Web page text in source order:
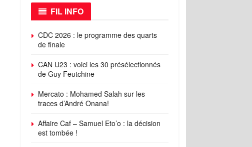
FIL INFO
CDC 2026 : le programme des quarts
de finale
CAN U23 : voici les 30 présélectionnés
de Guy Feutchine
Mercato : Mohamed Salah sur les
traces d’André Onana!
Affaire Caf – Samuel Eto’o : la décision
est tombée !